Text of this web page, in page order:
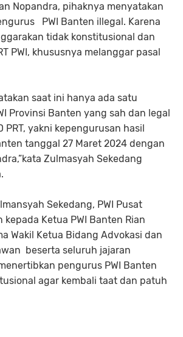
Nopandra, pihaknya menyatakan
PWI Banten illegal. Karena
tidak konstitusional dan
PWI, khususnya melanggar pasal
saat ini hanya ada satu
Provinsi Banten yang sah dan legal
PRT, yakni kepengurusan hasil
tanggal 27 Maret 2024 dengan
Zulmasyah Sekedang
Sekedang, PWI Pusat
Ketua PWI Banten Rian
Wakil Ketua Bidang Advokasi dan
beserta seluruh jajaran
pengurus PWI Banten
agar kembali taat dan patuh